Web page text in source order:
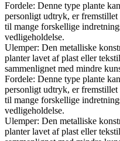
Fordele: Denne type plante
personligt udtryk, er fremstillet
til mange forskellige
vedligeholdelse.
Ulemper: Den metalliske
planter lavet af plast eller
sammenlignet med mindre
Fordele: Denne type plante
personligt udtryk, er fremstillet
til mange forskellige
vedligeholdelse.
Ulemper: Den metalliske
planter lavet af plast eller